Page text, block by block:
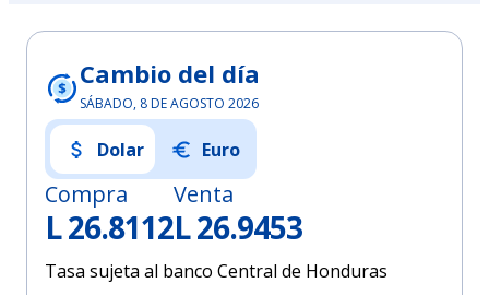
Cambio del día
SÁBADO, 8 DE AGOSTO 2026
Dolar Euro
Compra
L 26.8112
Venta
L 26.9453
Tasa sujeta al banco Central de Honduras